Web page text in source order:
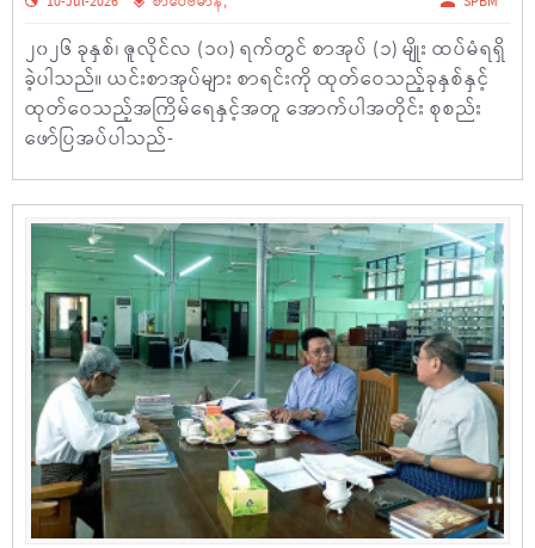
၂၀၂၆ ခုနှစ်၊ ဇူလိုင်လ (၁၀) ရက်တွင် စာအုပ် (၁) မျိုး ထပ်မံရရှိ
ခဲ့ပါသည်။ ယင်းစာအုပ်များ စာရင်းကို ထုတ်ဝေသည့်ခုနှစ်နှင့်
ထုတ်ဝေသည့်အကြိမ်ရေနှင့်အတူ အောက်ပါအတိုင်း စုစည်း
ဖော်ပြအပ်ပါသည်-